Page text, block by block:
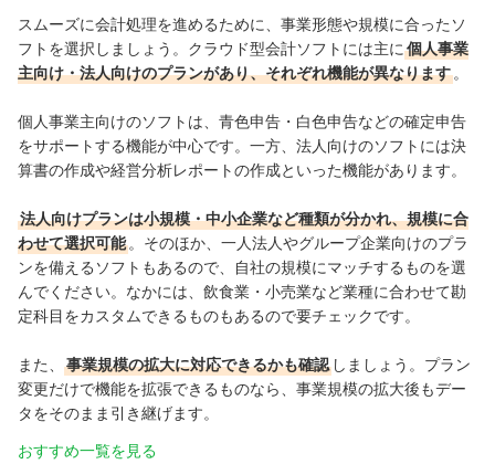
スムーズに会計処理を進めるために、事業形態や規模に合ったソ
フトを選択しましょう。クラウド型会計ソフトには主に 個人事業
主向け・法人向けのプランがあり、それぞれ機能が異なります 。
個人事業主向けのソフトは、青色申告・白色申告などの確定申告
をサポートする機能が中心です。一方、法人向けのソフトには決
算書の作成や経営分析レポートの作成といった機能があります。
法人向けプランは小規模・中小企業など種類が分かれ、規模に合
わせて選択可能 。そのほか、一人法人やグループ企業向けのプラ
ンを備えるソフトもあるので、自社の規模にマッチするものを選
んでください。なかには、飲食業・小売業など業種に合わせて勘
定科目をカスタムできるものもあるので要チェックです。
また、 事業規模の拡大に対応できるかも確認 しましょう。プラン
変更だけで機能を拡張できるものなら、事業規模の拡大後もデー
タをそのまま引き継げます。
おすすめ一覧を見る